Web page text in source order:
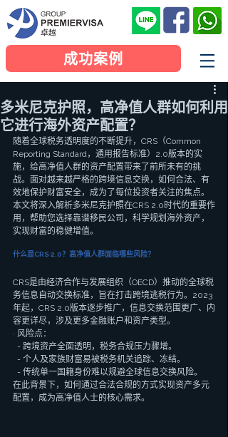
成功案例
多米尼克护照，高净值人群如何利用
它进行海外资产配置？
随着全球税务透明度的不断提升，CRS（Common
Reporting Standard，通用报告标准）2.0版本的实
施，给高净值人群的资产配置带来了前所未有的挑
战。面对越来越严格的跨境信息交换，如何合法、有
效地保护财富安全，成为了每位投资者关注的焦点。
本文将深入解析多米尼克护照在CRS 2.0时代的重要作
用，帮助您选择靠谱移民公司，科学规划海外资产，
实现财富的稳健增值。
什么是CRS 2.0？高净值人群面临哪些风险？
CRS是由经济合作与发展组织（OECD）推动的全球税
务信息自动交换标准，旨在打击跨境逃税行为。2023
年起，CRS 2.0版本逐步推广，信息交换范围更广、内
容更详尽，涉及更多金融账户和资产类型。
· 风险点：
- 跨境资产全面透明，税务合规压力骤增。
- 个人及家族财富易被税务机关追踪、冻结。
- 传统单一国籍身份难以规避全球信息交换风险。
在此背景下，如何通过合法合规的方式实现资产多元
配置，成为高净值人士的核心需求。